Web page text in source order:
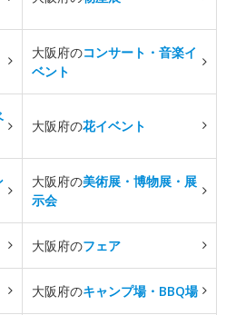
大阪府のコンサート・音楽イ
ベント
大阪府の花イベント
大阪府の美術展・博物展・展
示会
大阪府のフェア
大阪府のキャンプ場・BBQ場